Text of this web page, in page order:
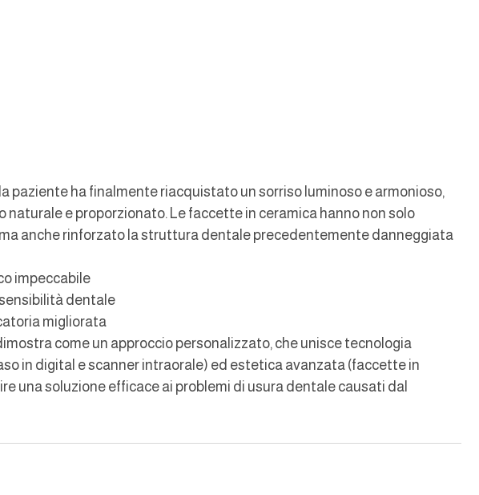
paziente ha finalmente riacquistato un sorriso luminoso e armonioso,
naturale e proporzionato. Le faccette in ceramica hanno non solo
anche rinforzato la struttura dentale precedentemente danneggiata
impeccabile
dentale
migliorata
come un approccio personalizzato, che unisce tecnologia
in digital e scanner intraorale) ed estetica avanzata (faccette in
una soluzione efficace ai problemi di usura dentale causati dal